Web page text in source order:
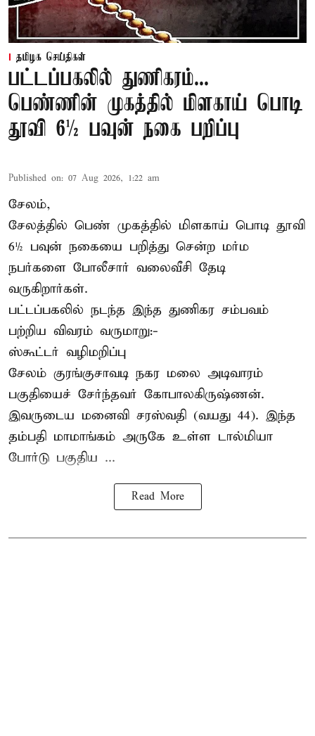
தமிழக செய்திகள்
பட்டப்பகலில் துணிகரம்...
பெண்ணின் முகத்தில் மிளகாய் பொடி
தூவி 6½ பவுன் நகை பறிப்பு
Published on: 07 Aug 2026, 1:22 am
சேலம்,
சேலத்தில் பெண் முகத்தில் மிளகாய் பொடி தூவி
6½ பவுன் நகையை பறித்து சென்ற மர்ம
நபர்களை போலீசார் வலைவீசி தேடி
வருகிறார்கள்.
பட்டப்பகலில் நடந்த இந்த துணிகர சம்பவம்
பற்றிய விவரம் வருமாறு:-
ஸ்கூட்டர் வழிமறிப்பு
சேலம் குரங்குசாவடி நகர மலை அடிவாரம்
பகுதியைச் சேர்ந்தவர் கோபாலகிருஷ்ணன்.
இவருடைய மனைவி சரஸ்வதி (வயது 44). இந்த
தம்பதி மாமாங்கம் அருகே உள்ள டால்மியா
போர்டு பகுதிய ...
Read More